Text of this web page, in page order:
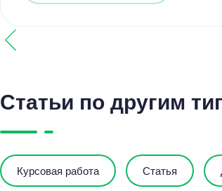
Статьи по другим
Курсовая работа Статья